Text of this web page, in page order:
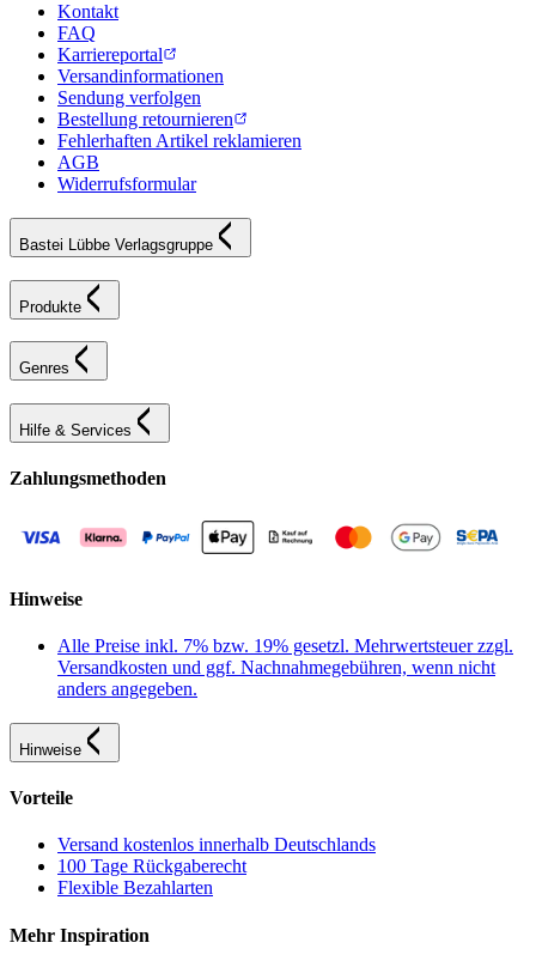
Kontakt
FAQ
Karriereportal
Versandinformationen
Sendung verfolgen
Bestellung retournieren
Fehlerhaften Artikel reklamieren
AGB
Widerrufsformular
Bastei Lübbe Verlagsgruppe
Produkte
Genres
Hilfe & Services
Zahlungsmethoden
Hinweise
Alle Preise inkl. 7% bzw. 19% gesetzl. Mehrwertsteuer zzgl.
Versandkosten und ggf. Nachnahmegebühren, wenn nicht
anders angegeben.
Hinweise
Vorteile
Versand kostenlos innerhalb Deutschlands
100 Tage Rückgaberecht
Flexible Bezahlarten
Mehr Inspiration